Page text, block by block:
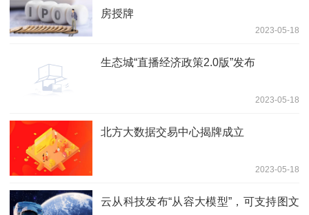
房授牌
2023-05-18
生态城“直播经济政策2.0版”发布
2023-05-18
北方大数据交易中心揭牌成立
2023-05-18
云从科技发布“从容大模型”，可支持图文